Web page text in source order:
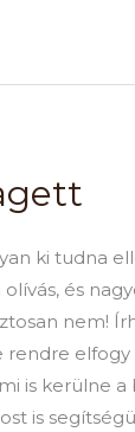
ki tudna
olívás, és
nem!
rendre
is kerülne a
is